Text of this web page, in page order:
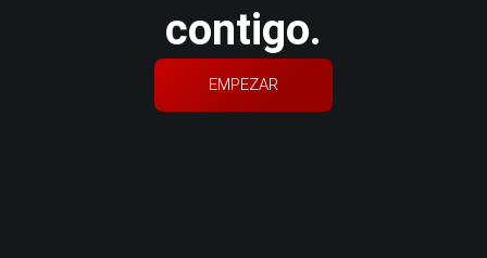
contigo.
EMPEZAR